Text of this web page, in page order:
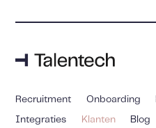
Recruitment Onboarding
Integraties Klanten Blog